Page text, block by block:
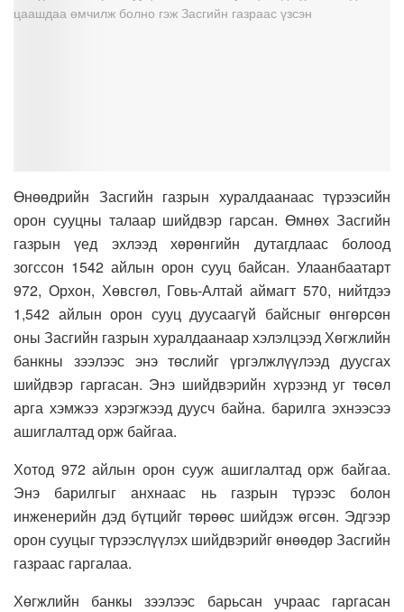
Өнөөдрийн Засгийн газрын хуралдаанаас түрээсийн
орон сууцны талаар шийдвэр гарсан. Өмнөх Засгийн
газрын үед эхлээд хөрөнгийн дутагдлаас болоод
зогссон 1542 айлын орон сууц байсан. Улаанбаатарт
972, Орхон, Хөвсгөл, Говь-Алтай аймагт 570, нийтдээ
1,542 айлын орон сууц дуусаагүй байсныг өнгөрсөн
оны Засгийн газрын хуралдаанаар хэлэлцээд Хөгжлийн
банкны зээлээс энэ төслийг үргэлжлүүлээд дуусгах
шийдвэр гаргасан. Энэ шийдвэрийн хүрээнд уг төсөл
арга хэмжээ хэрэгжээд дуусч байна. барилга эхнээсээ
ашиглалтад орж байгаа.
Хотод 972 айлын орон сууж ашиглалтад орж байгаа.
Энэ барилгыг анхнаас нь газрын түрээс болон
инженерийн дэд бүтцийг төрөөс шийдэж өгсөн. Эдгээр
орон сууцыг түрээслүүлэх шийдвэрийг өнөөдөр Засгийн
газраас гаргалаа.
Хөгжлийн банкы зээлээс барьсан учраас гаргасан